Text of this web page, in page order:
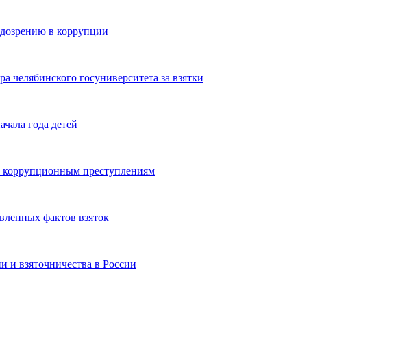
в коррупции
госуниверситета за взятки
года детей
коррупционным преступлениям
фактов взяток
и взяточничества в России